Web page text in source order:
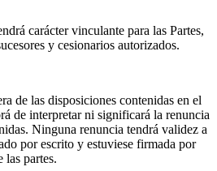
carácter vinculante para las Partes,
y cesionarios autorizados.
de las disposiciones contenidas en el
de interpretar ni significará la renuncia
Ninguna renuncia tendrá validez a
por escrito y estuviese firmada por
las partes.